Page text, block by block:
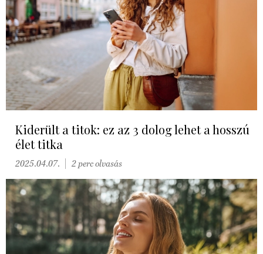
Kiderült a titok: ez az 3 dolog lehet a hosszú
élet titka
2025.04.07. 2 perc olvasás